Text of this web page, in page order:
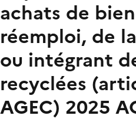
achats de
réemploi, de
ou intégrant
recyclées
AGEC) 2025